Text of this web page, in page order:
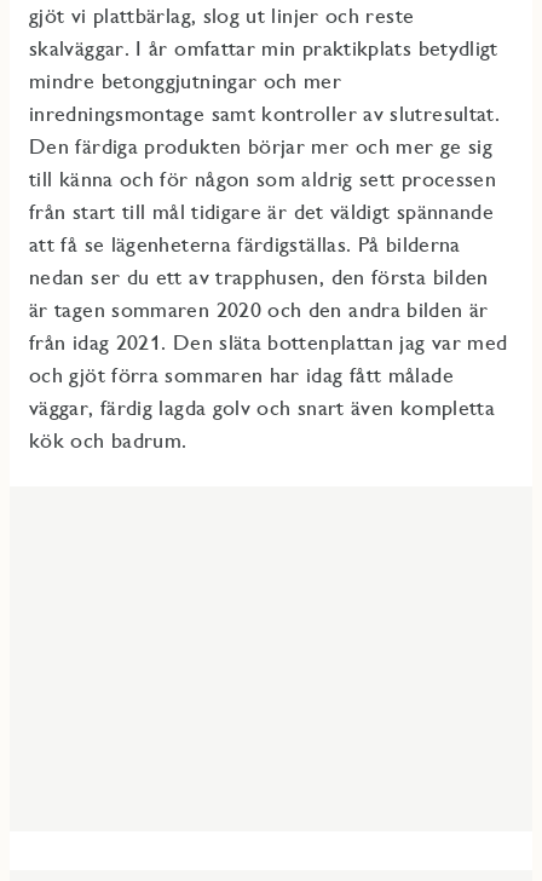
gjöt vi plattbärlag, slog ut linjer och reste
skalväggar. I år omfattar min praktikplats betydligt
mindre betonggjutningar och mer
inredningsmontage samt kontroller av slutresultat.
Den färdiga produkten börjar mer och mer ge sig
till känna och för någon som aldrig sett processen
från start till mål tidigare är det väldigt spännande
att få se lägenheterna färdigställas. På bilderna
nedan ser du ett av trapphusen, den första bilden
är tagen sommaren 2020 och den andra bilden är
från idag 2021. Den släta bottenplattan jag var med
och gjöt förra sommaren har idag fått målade
väggar, färdig lagda golv och snart även kompletta
kök och badrum.